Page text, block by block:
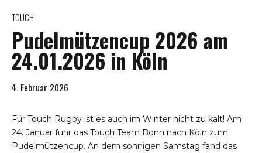
TOUCH
Pudelmützencup 2026 am
24.01.2026 in Köln
4. Februar 2026
Für Touch Rugby ist es auch im Winter nicht zu kalt! Am
24. Januar fuhr das Touch Team Bonn nach Köln zum
Pudelmützencup. An dem sonnigen Samstag fand das